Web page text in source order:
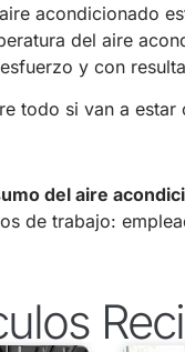
acondicionado
del aire
y con
todo si van a
del aire
de trabajo: